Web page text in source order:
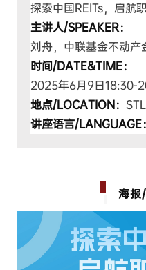
探索中国REITs，启航
主讲人/SPEAKER：
刘舟，中联基金不动产
时间/DATE&TIME：
2025年6月9日18:30-
地点/LOCATION：
讲座语言/LANGUAGE：
海报